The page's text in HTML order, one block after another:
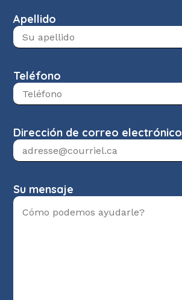
Apellido
Teléfono
Dirección de correo electrónico
Su mensaje